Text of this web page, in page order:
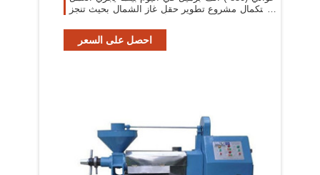
لاستكمال مشروع تطوير حقل غاز الشمال بحيث تنجز
احصل على السعر